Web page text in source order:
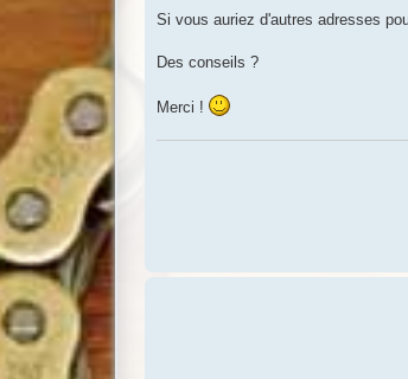
Si vous auriez d'autres adresses
Des conseils ?
Merci !